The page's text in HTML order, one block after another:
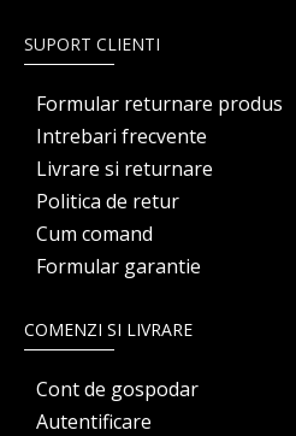
SUPORT CLIENTI
Formular returnare produs
Intrebari frecvente
Livrare si returnare
Politica de retur
Cum comand
Formular garantie
COMENZI SI LIVRARE
Cont de gospodar
Autentificare